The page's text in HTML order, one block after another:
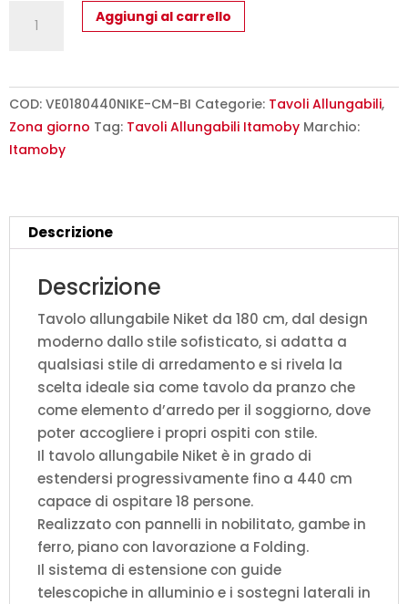
allungabile
Niket
cemento
gambe
Aggiungi al carrello
COD: VE0180440NIKE-CM-BI Categorie: Tavoli Allungabili,
Zona giorno Tag: Tavoli Allungabili Itamoby Marchio:
Itamoby
Descrizione
Descrizione
Tavolo allungabile Niket da 180 cm, dal design
moderno dallo stile sofisticato, si adatta a
qualsiasi stile di arredamento e si rivela la
scelta ideale sia come tavolo da pranzo che
come elemento d’arredo per il soggiorno, dove
poter accogliere i propri ospiti con stile.
Il tavolo allungabile Niket è in grado di
estendersi progressivamente fino a 440 cm
capace di ospitare 18 persone.
Realizzato con pannelli in nobilitato, gambe in
ferro, piano con lavorazione a Folding.
Il sistema di estensione con guide
telescopiche in alluminio e i sostegni laterali in